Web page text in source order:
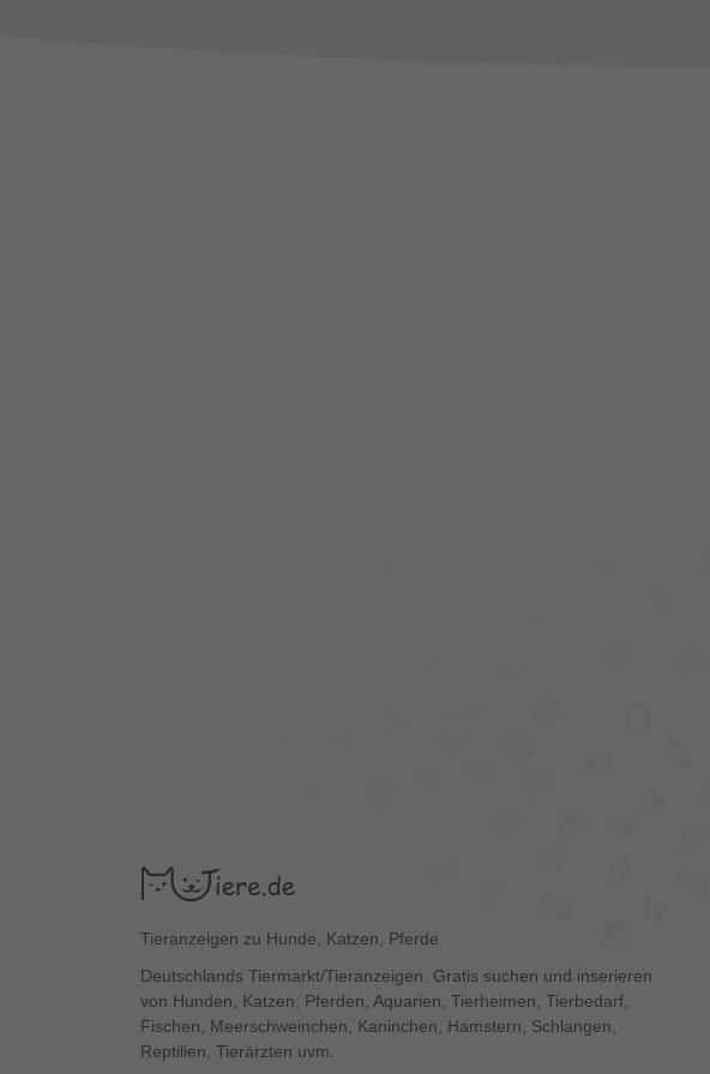
Tieranzeigen zu Hunde, Katzen, Pferde.
Deutschlands Tiermarkt/Tieranzeigen. Gratis suchen und inserieren
von Hunden, Katzen, Pferden, Aquarien, Tierheimen, Tierbedarf,
Fischen, Meerschweinchen, Kaninchen, Hamstern, Schlangen,
Reptilien, Tierärzten uvm.